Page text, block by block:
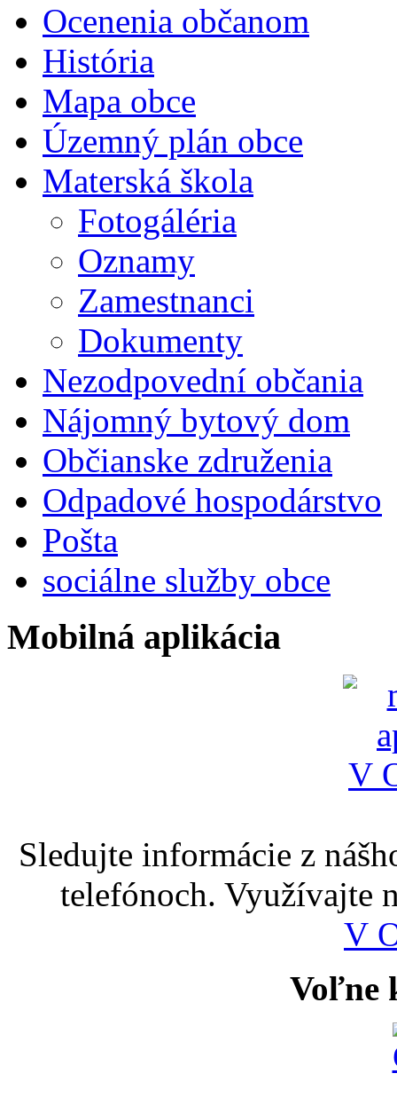
Ocenenia občanom
História
Mapa obce
Územný plán obce
Materská škola
Fotogáléria
Oznamy
Zamestnanci
Dokumenty
Nezodpovední občania
Nájomný bytový dom
Občianske združenia
Odpadové hospodárstvo
Pošta
sociálne služby obce
Mobilná aplikácia
Sledujte informácie z
telefónoch. Využívajte
V
Voľne